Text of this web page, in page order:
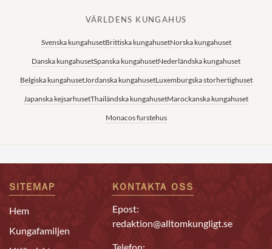
VÄRLDENS KUNGAHUS
Svenska kungahusetBrittiska kungahusetNorska kungahuset
Danska kungahusetSpanska kungahusetNederländska kungahuset
Belgiska kungahusetJordanska kungahusetLuxemburgska storhertighuset
Japanska kejsarhusetThailändska kungahusetMarockanska kungahuset
Monacos furstehus
SITEMAP
Hem
Kungafamiljen
KONTAKTA OSS
Epost:
redaktion@alltomkungligt.se
Telefon: